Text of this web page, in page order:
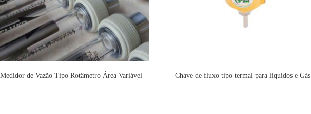
Medidor de Vazão Tipo Rotâmetro Área Variável Chave de fluxo tipo termal para líquidos e Gás